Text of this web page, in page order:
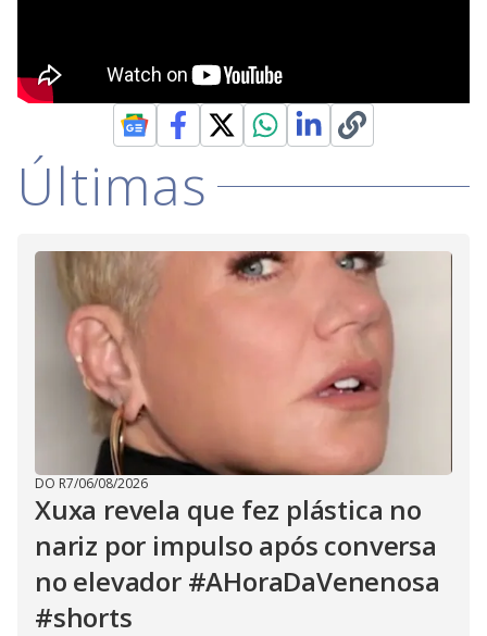
Últimas
DO R7/06/08/2026
Xuxa revela que fez plástica no
nariz por impulso após conversa
no elevador #AHoraDaVenenosa
#shorts